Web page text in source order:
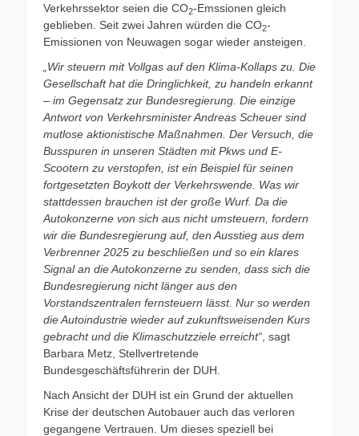
Verkehrssektor seien die CO2-Emssionen gleich
geblieben. Seit zwei Jahren würden die CO2-
Emissionen von Neuwagen sogar wieder ansteigen.
„Wir steuern mit Vollgas auf den Klima-Kollaps zu. Die
Gesellschaft hat die Dringlichkeit, zu handeln erkannt
– im Gegensatz zur Bundesregierung. Die einzige
Antwort von Verkehrsminister Andreas Scheuer sind
mutlose aktionistische Maßnahmen. Der Versuch, die
Busspuren in unseren Städten mit Pkws und E-
Scootern zu verstopfen, ist ein Beispiel für seinen
fortgesetzten Boykott der Verkehrswende. Was wir
stattdessen brauchen ist der große Wurf. Da die
Autokonzerne von sich aus nicht umsteuern, fordern
wir die Bundesregierung auf, den Ausstieg aus dem
Verbrenner 2025 zu beschließen und so ein klares
Signal an die Autokonzerne zu senden, dass sich die
Bundesregierung nicht länger aus den
Vorstandszentralen fernsteuern lässt. Nur so werden
die Autoindustrie wieder auf zukunftsweisenden Kurs
gebracht und die Klimaschutzziele erreicht“ , sagt
Barbara Metz, Stellvertretende
Bundesgeschäftsführerin der DUH.
Nach Ansicht der DUH ist ein Grund der aktuellen
Krise der deutschen Autobauer auch das verloren
gegangene Vertrauen. Um dieses speziell bei